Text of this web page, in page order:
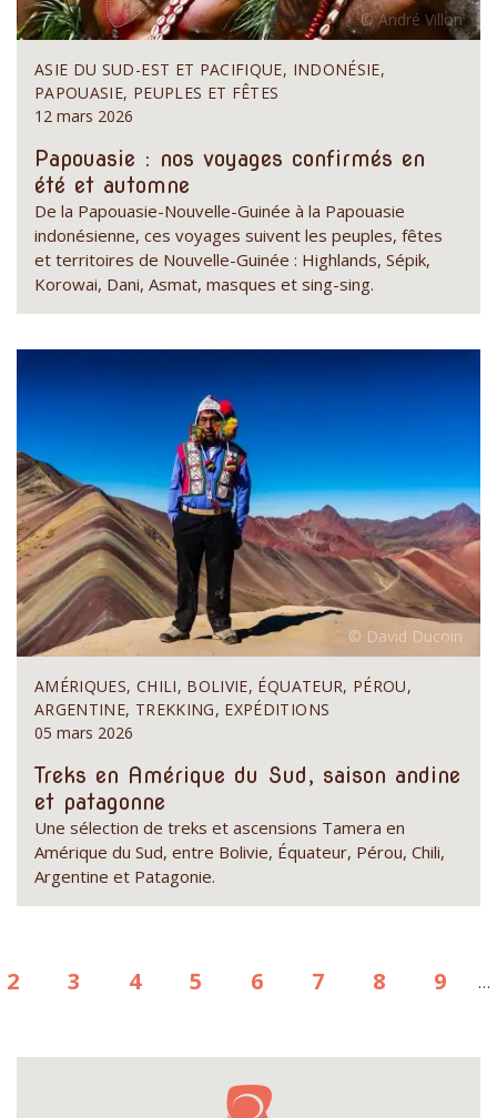
ASIE DU SUD-EST ET PACIFIQUE, INDONÉSIE,
PAPOUASIE, PEUPLES ET FÊTES
12 mars 2026
Papouasie : nos voyages confirmés en
été et automne
De la Papouasie-Nouvelle-Guinée à la Papouasie
indonésienne, ces voyages suivent les peuples, fêtes
et territoires de Nouvelle-Guinée : Highlands, Sépik,
Korowai, Dani, Asmat, masques et sing-sing.
AMÉRIQUES, CHILI, BOLIVIE, ÉQUATEUR, PÉROU,
ARGENTINE, TREKKING, EXPÉDITIONS
05 mars 2026
Treks en Amérique du Sud, saison andine
et patagonne
Une sélection de treks et ascensions Tamera en
Amérique du Sud, entre Bolivie, Équateur, Pérou, Chili,
Argentine et Patagonie.
Page
2 Page
3 Page
4 Page
5 Page
6 Page
7 Page
8 Page
9 …